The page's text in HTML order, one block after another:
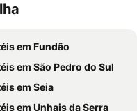
em Fundão
em São Pedro do Sul
em Seia
em Unhais da Serra